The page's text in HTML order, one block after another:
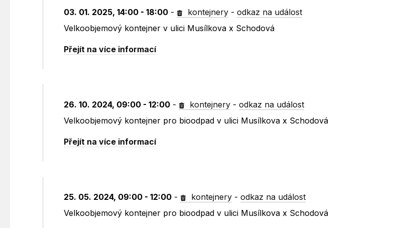
03. 01. 2025, 14:00 - 18:00 - kontejnery -odkaz na událost
Velkoobjemový kontejner v ulici Musílkova x Schodová
Přejít na více informací
26. 10. 2024, 09:00 - 12:00 - kontejnery -odkaz na událost
Velkoobjemový kontejner pro bioodpad v ulici Musílkova x Schodová
Přejít na více informací
25. 05. 2024, 09:00 - 12:00 - kontejnery -odkaz na událost
Velkoobjemový kontejner pro bioodpad v ulici Musílkova x Schodová